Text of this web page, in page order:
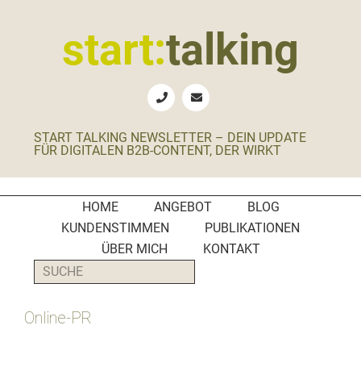
start:talking
B2B-
Social
Media
Manager
PR-
Agenturen
START TALKING NEWSLETTER – DEIN UPDATE
FÜR DIGITALEN B2B-CONTENT, DER WIRKT
HOME ANGEBOT
BLOG
KUNDENSTIMMEN
PUBLIKATIONEN
ÜBER MICH
KONTAKT
SUCHE
Online-PR